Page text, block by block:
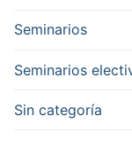
Seminarios
Seminarios
Sin categoría